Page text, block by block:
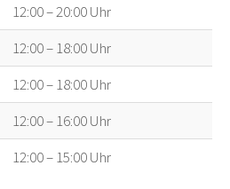
12:00 – 20:00 Uhr
12:00 – 18:00 Uhr
12:00 – 18:00 Uhr
12:00 – 16:00 Uhr
12:00 – 15:00 Uhr